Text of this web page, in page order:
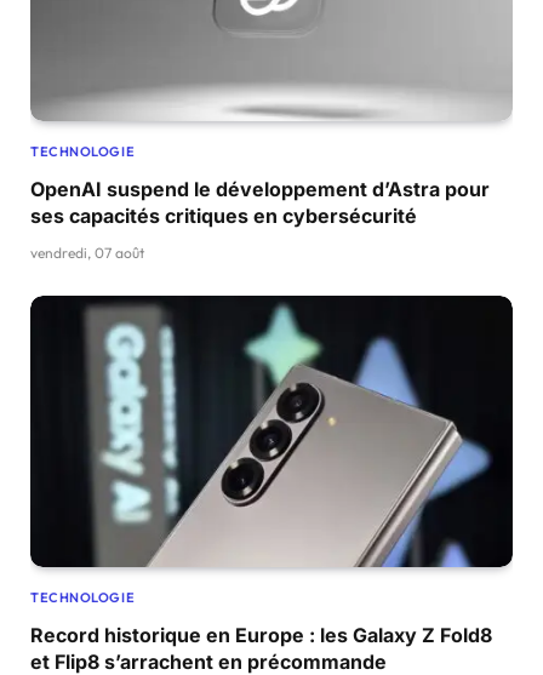
TECHNOLOGIE
OpenAI suspend le développement d’Astra pour
ses capacités critiques en cybersécurité
vendredi, 07 août
TECHNOLOGIE
Record historique en Europe : les Galaxy Z Fold8
et Flip8 s’arrachent en précommande